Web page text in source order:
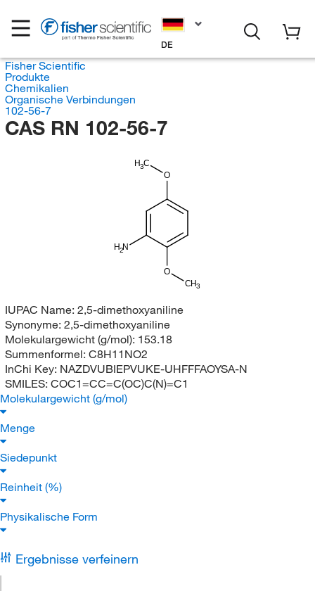
DE
Fisher Scientific
Produkte
Chemikalien
Organische Verbindungen
102-56-7
CAS RN 102-56-7
H3C
O
O
CH3
H2N
IUPAC Name: 2,5-dimethoxyaniline
Synonyme: 2,5-dimethoxyaniline
Molekulargewicht (g/mol): 153.18
Summenformel: C8H11NO2
InChi Key: NAZDVUBIEPVUKE-UHFFFAOYSA-N
SMILES: COC1=CC=C(OC)C(N)=C1
Molekulargewicht (g/mol)
Menge
Siedepunkt
Reinheit (%)
Physikalische Form
Ergebnisse verfeinern